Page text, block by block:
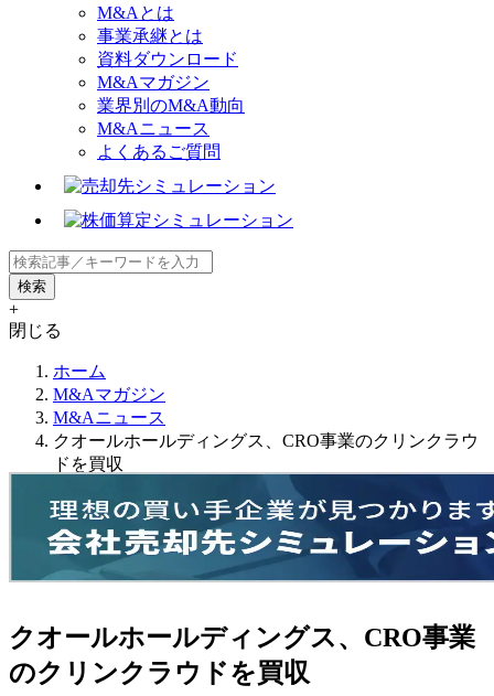
M&Aとは
事業承継とは
資料ダウンロード
M&Aマガジン
業界別のM&A動向
M&Aニュース
よくあるご質問
+
閉じる
ホーム
M&Aマガジン
M&Aニュース
クオールホールディングス、CRO事業のクリンクラウ
ドを買収
クオールホールディングス、CRO事業
のクリンクラウドを買収